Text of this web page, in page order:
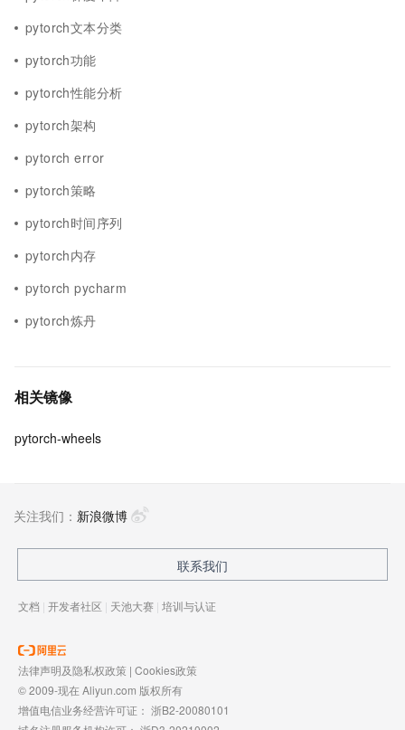
pytorch文本分类
pytorch功能
pytorch性能分析
pytorch架构
pytorch error
pytorch策略
pytorch时间序列
pytorch内存
pytorch pycharm
pytorch炼丹
相关镜像
pytorch-wheels
关注我们： 新浪微博
联系我们
文档 | 开发者社区 | 天池大赛 | 培训与认证
法律声明及隐私权政策 | Cookies政策
© 2009-现在 Aliyun.com 版权所有
增值电信业务经营许可证： 浙B2-20080101